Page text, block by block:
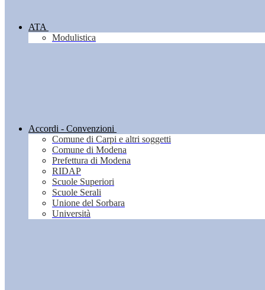
ATA
Modulistica
Accordi - Convenzioni
Comune di Carpi e altri soggetti
Comune di Modena
Prefettura di Modena
RIDAP
Scuole Superiori
Scuole Serali
Unione del Sorbara
Università